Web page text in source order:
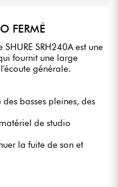
FERMÉ
SRH240A est une
fournit une large
générale.
basses pleines, des
de studio
la fuite de son et